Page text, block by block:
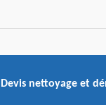
Devis nettoyage et